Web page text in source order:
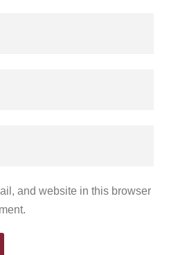
and website in this browser